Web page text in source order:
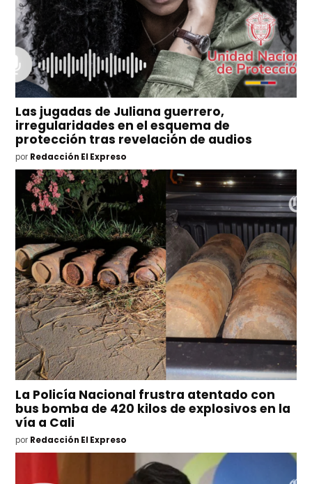
Las jugadas de Juliana guerrero,
irregularidades en el esquema de
protección tras revelación de audios
por Redacción El Expreso
La Policía Nacional frustra atentado con
bus bomba de 420 kilos de explosivos en la
vía a Cali
por Redacción El Expreso